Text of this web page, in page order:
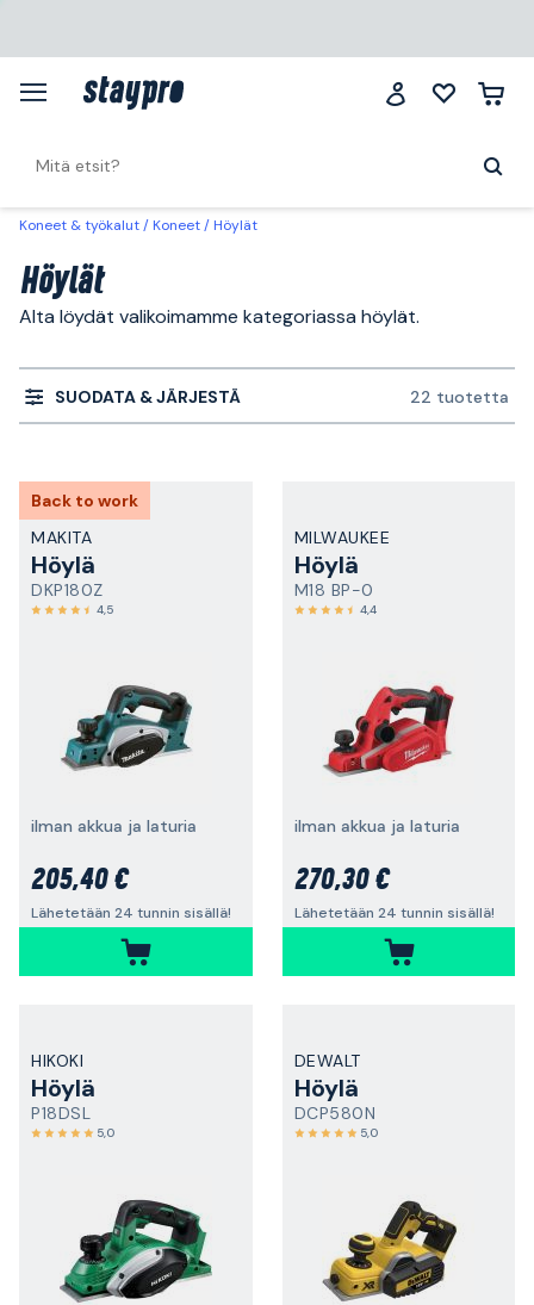
Koneet & työkalut Koneet Höylät
Höylät
Alta löydät valikoimamme kategoriassa höylät.
SUODATA & JÄRJESTÄ 22 tuotetta
Back to work
MAKITA
Höylä
DKP180Z
4,5
ilman akkua ja laturia
205,40 €
Lähetetään 24 tunnin sisällä!
MILWAUKEE
Höylä
M18 BP-0
4,4
ilman akkua ja laturia
270,30 €
Lähetetään 24 tunnin sisällä!
HIKOKI
Höylä
P18DSL
5,0
DEWALT
Höylä
DCP580N
5,0